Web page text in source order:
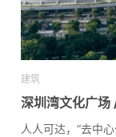
建筑
深圳湾文化广场
人人可达，“去中